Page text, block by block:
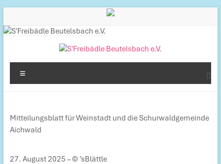
Inhalt
springen
S'Freibädle
Beutelsbach
Betreiber
des
in
Mitteilungsblatt für Weinstadt und die Schurwaldgemeinde
Aichwald
27. August 2025 – © ’sBlättle